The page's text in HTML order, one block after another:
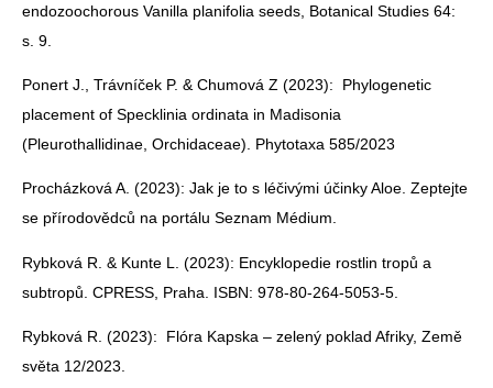
endozoochorous Vanilla planifolia seeds, Botanical Studies 64:
s. 9.
Ponert J., Trávníček P. & Chumová Z (2023): Phylogenetic
placement of Specklinia ordinata in Madisonia
(Pleurothallidinae, Orchidaceae). Phytotaxa 585/2023
Procházková A. (2023): Jak je to s léčivými účinky Aloe. Zeptejte
se přírodovědců na portálu Seznam Médium.
Rybková R. & Kunte L. (2023): Encyklopedie rostlin tropů a
subtropů. CPRESS, Praha. ISBN: 978-80-264-5053-5.
Rybková R. (2023): Flóra Kapska – zelený poklad Afriky, Země
světa 12/2023.